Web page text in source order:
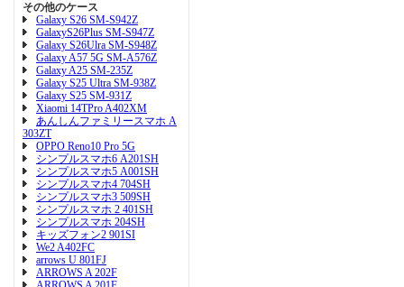
その他のケース
Galaxy S26 SM-S942Z
GalaxyS26Plus SM-S947Z
Galaxy S26Ulra SM-S948Z
Galaxy A57 5G SM-A576Z
Galaxy A25 SM-235Z
Galaxy S25 Ultra SM-938Z
Galaxy S25 SM-931Z
Xiaomi 14TPro A402XM
あんしんファミリースマホ A
303ZT
OPPO Reno10 Pro 5G
シンプルスマホ6 A201SH
シンプルスマホ5 A001SH
シンプルスマホ4 704SH
シンプルスマホ3 509SH
シンプルスマホ 2 401SH
シンプルスマホ 204SH
キッズフォン2 901SI
We2 A402FC
arrows U 801FJ
ARROWS A 202F